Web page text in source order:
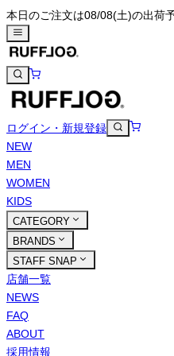
本日のご注文は08/08(土)の出荷
ログイン・新規登録
NEW
MEN
WOMEN
KIDS
CATEGORY
BRANDS
STAFF SNAP
店舗一覧
NEWS
FAQ
ABOUT
採用情報